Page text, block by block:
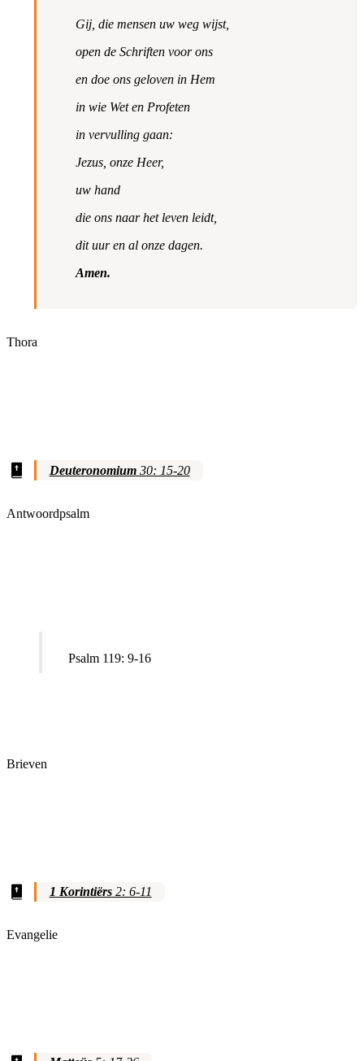
Gij, die mensen uw weg wijst,
open de Schriften voor ons
en doe ons geloven in Hem
in wie Wet en Profeten
in vervulling gaan:
Jezus, onze Heer,
uw hand
die ons naar het leven leidt,
dit uur en al onze dagen.
Amen.
Thora
Deuteronomium30: 15-20
Antwoordpsalm
Psalm 119: 9-16
Brieven
1 Korintiërs2: 6-11
Evangelie